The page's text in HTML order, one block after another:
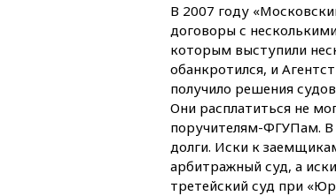
В 2007 году
договоры с
которым выступили
обанкротился, и
получило решения
Они расплатиться не
поручителям-ФГУПам. В
долги. Иски к
арбитражный суд, а
третейский суд при